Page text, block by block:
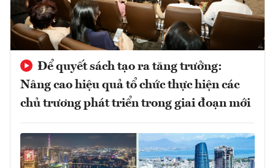
Để quyết sách tạo ra tăng trưởng:
Nâng cao hiệu quả tổ chức thực hiện các
chủ trương phát triển trong giai đoạn mới